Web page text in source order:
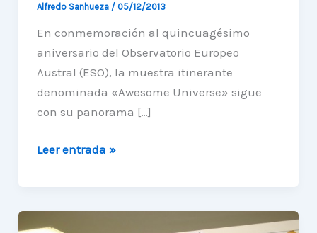
Alfredo Sanhueza / 05/12/2013
En conmemoración al quincuagésimo
aniversario del Observatorio Europeo
Austral (ESO), la muestra itinerante
denominada «Awesome Universe» sigue
con su panorama […]
Muestra
continua
con
Leer entrada »